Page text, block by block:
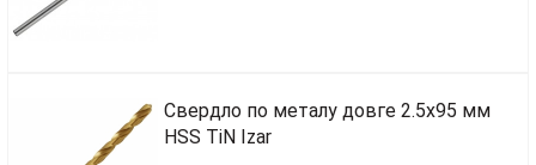
Свердло по металу довге 2.5х95 мм
HSS TiN Izar